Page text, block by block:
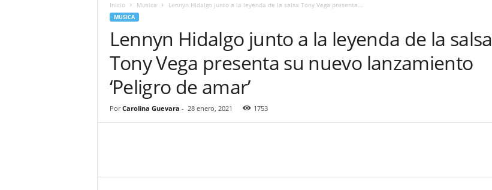
Inicio Musica Lennyn Hidalgo junto a la leyenda de la salsa Tony Vega presenta...
MUSICA
Lennyn Hidalgo junto a la leyenda de la salsa
Tony Vega presenta su nuevo lanzamiento
‘Peligro de amar’
Por Carolina Guevara - 28 enero, 2021 1753